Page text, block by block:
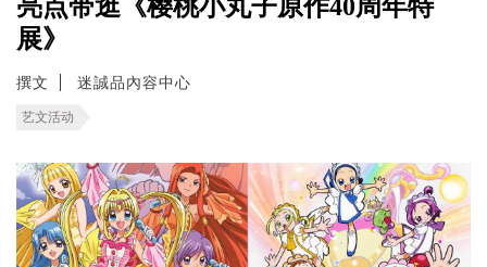
亮点带逛《樱桃小丸子原作40周年特
展》
撰文 迷誠品內容中心
艺文活动